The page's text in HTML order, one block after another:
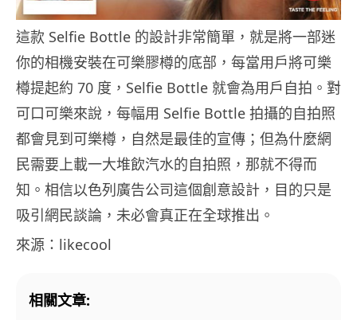
這款 Selfie Bottle 的設計非常簡單，就是將一部迷
你的相機安裝在可樂膠樽的底部，每當用戶將可樂
樽提起約 70 度，Selfie Bottle 就會為用戶自拍。對
可口可樂來說，每幅用 Selfie Bottle 拍攝的自拍照
都會見到可樂樽，自然是最佳的宣傳；但為什麼網
民需要上載一大堆飲汽水的自拍照，那就不得而
知。相信以色列廣告公司這個創意設計，目的只是
吸引網民談論，未必會真正在全球推出。
來源：likecool
相關文章: